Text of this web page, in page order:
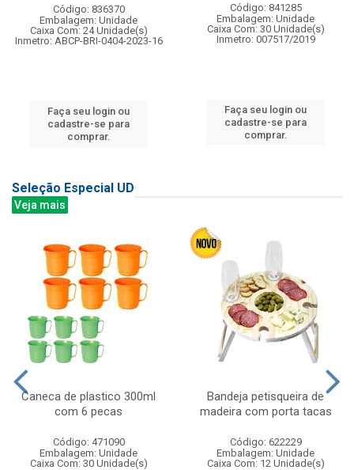
Código: 836370
Embalagem: Unidade
Caixa Com: 24 Unidade(s)
Inmetro: ABCP-BRI-0404-2023-16
Faça seu login ou
cadastre-se para
comprar.
Código: 841285
Embalagem: Unidade
Caixa Com: 30 Unidade(s)
Inmetro: 007517/2019
Faça seu login ou
cadastre-se para
comprar.
Seleção Especial UD
Veja mais
Caneca de plastico 300ml
com 6 pecas
Código: 471090
Embalagem: Unidade
Caixa Com: 30 Unidade(s)
Bandeja petisqueira de
madeira com porta tacas
Código: 622229
Embalagem: Unidade
Caixa Com: 12 Unidade(s)